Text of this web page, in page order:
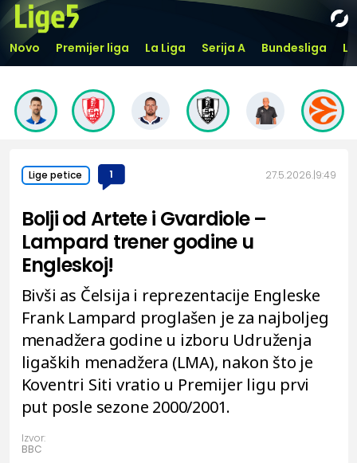
Novo Premijer liga La Liga Serija A Bundesliga
Lige petice 1 27.5.2026. 9:49
Bolji od Artete i Gvardiole –
Lampard trener godine u
Engleskoj!
Bivši as Čelsija i reprezentacije Engleske
Frank Lampard proglašen je za najboljeg
menadžera godine u izboru Udruženja
ligaških menadžera (LMA), nakon što je
Koventri Siti vratio u Premijer ligu prvi
put posle sezone 2000/2001.
Izvor:
BBC